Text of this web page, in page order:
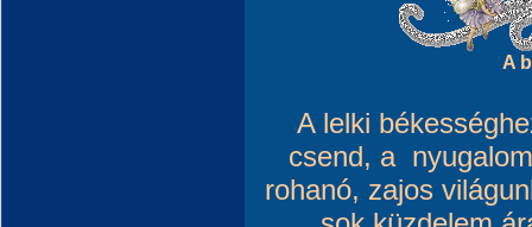
A
A lelki
csend, a
rohanó, zajos